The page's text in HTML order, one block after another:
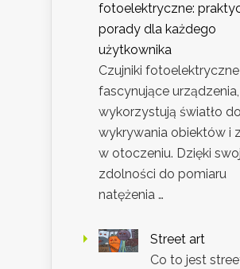
fotoelektryczne:
porady dla każdego
użytkownika
Czujniki
fascynujące
wykorzystują światło do
wykrywania obiektów i
w otoczeniu. Dzięki
zdolności do pomiaru
natężenia …
Street art
Co to jest